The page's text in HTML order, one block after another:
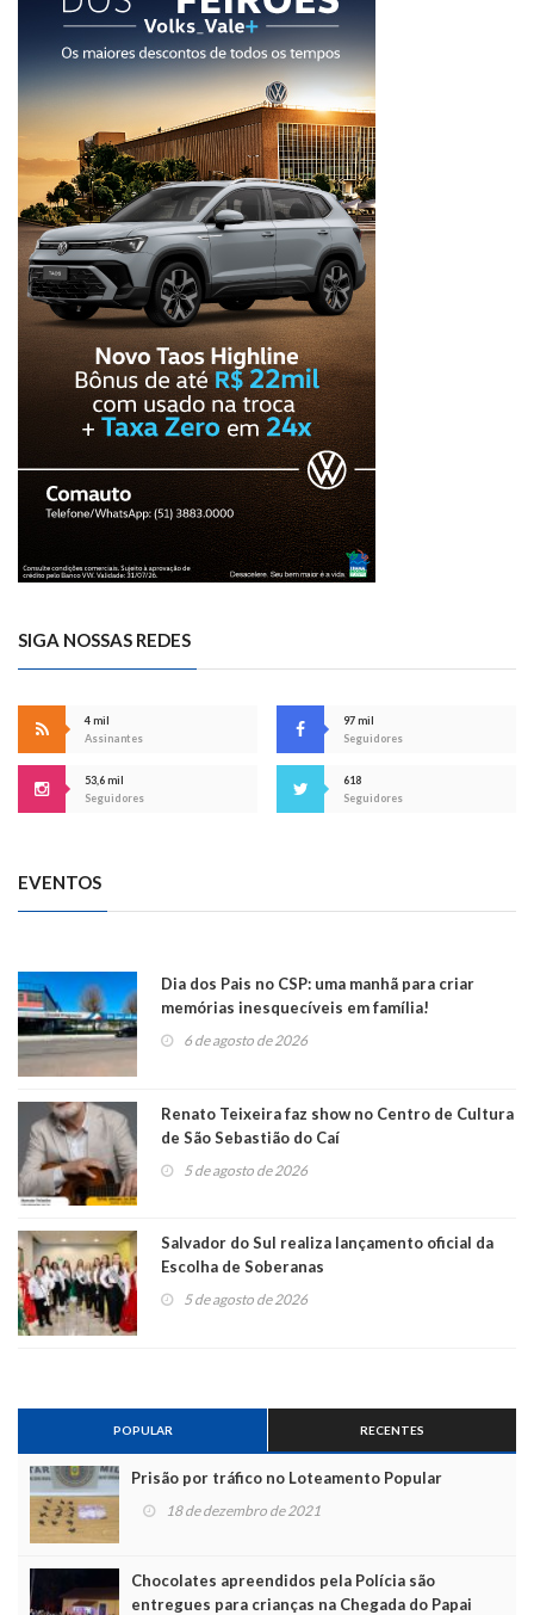
SIGA NOSSAS REDES
4 mil
Assinantes
97 mil
Seguidores
53,6 mil
Seguidores
618
Seguidores
EVENTOS
Dia dos Pais no CSP: uma manhã para criar
memórias inesquecíveis em família!
6 de agosto de 2026
Renato Teixeira faz show no Centro de Cultura
de São Sebastião do Caí
5 de agosto de 2026
Salvador do Sul realiza lançamento oficial da
Escolha de Soberanas
5 de agosto de 2026
POPULAR RECENTES
Prisão por tráfico no Loteamento Popular
18 de dezembro de 2021
Chocolates apreendidos pela Polícia são
entregues para crianças na Chegada do Papai